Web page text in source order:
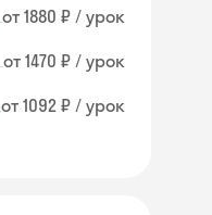
от 1880 ₽ / урок
от 1470 ₽ / урок
от 1092 ₽ / урок